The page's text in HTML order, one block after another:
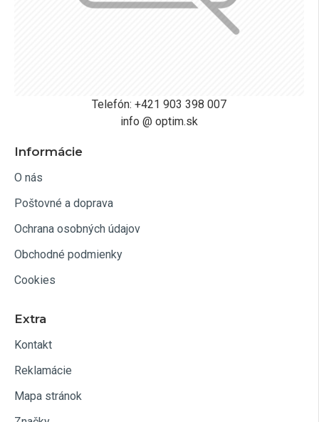
Telefón: +421 903 398 007
info @ optim.sk
Informácie
O nás
Poštovné a doprava
Ochrana osobných údajov
Obchodné podmienky
Cookies
Extra
Kontakt
Reklamácie
Mapa stránok